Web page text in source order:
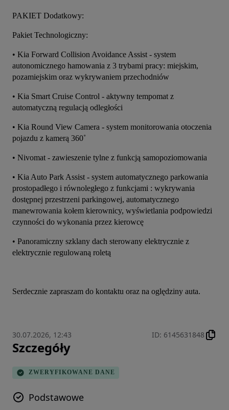
PAKIET Dodatkowy:
Pakiet Technologiczny:
• Kia Forward Collision Avoidance Assist - system
autonomicznego hamowania z 3 trybami pracy: miejskim,
pozamiejskim oraz wykrywaniem przechodniów
• Kia Smart Cruise Control - aktywny tempomat z
automatyczną regulacją odległości
• Kia Round View Camera - system monitorowania otoczenia
pojazdu z kamerą 360˚
• Nivomat - zawieszenie tylne z funkcją samopoziomowania
• Kia Auto Park Assist - system automatycznego parkowania
prostopadłego i równoległego z funkcjami : wykrywania
dostępnej przestrzeni parkingowej, automatycznego
manewrowania kołem kierownicy, wyświetlania podpowiedzi
czynności do wykonania przez kierowcę
• Panoramiczny szklany dach sterowany elektrycznie z
elektrycznie regulowaną roletą
Serdecznie zapraszam do kontaktu oraz na oględziny auta.
30.07.2026, 12:43 ID: 6145631848
Szczegóły
ZWERYFIKOWANE DANE
Podstawowe